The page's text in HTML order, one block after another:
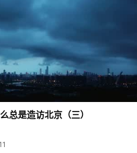
总是造访北京（三）